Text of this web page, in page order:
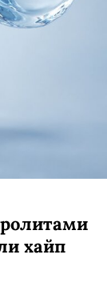
хайп